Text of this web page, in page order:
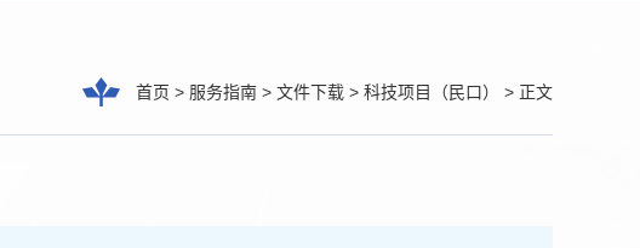
首页 > 服务指南 > 文件下载 > 科技项目（民口） > 正文